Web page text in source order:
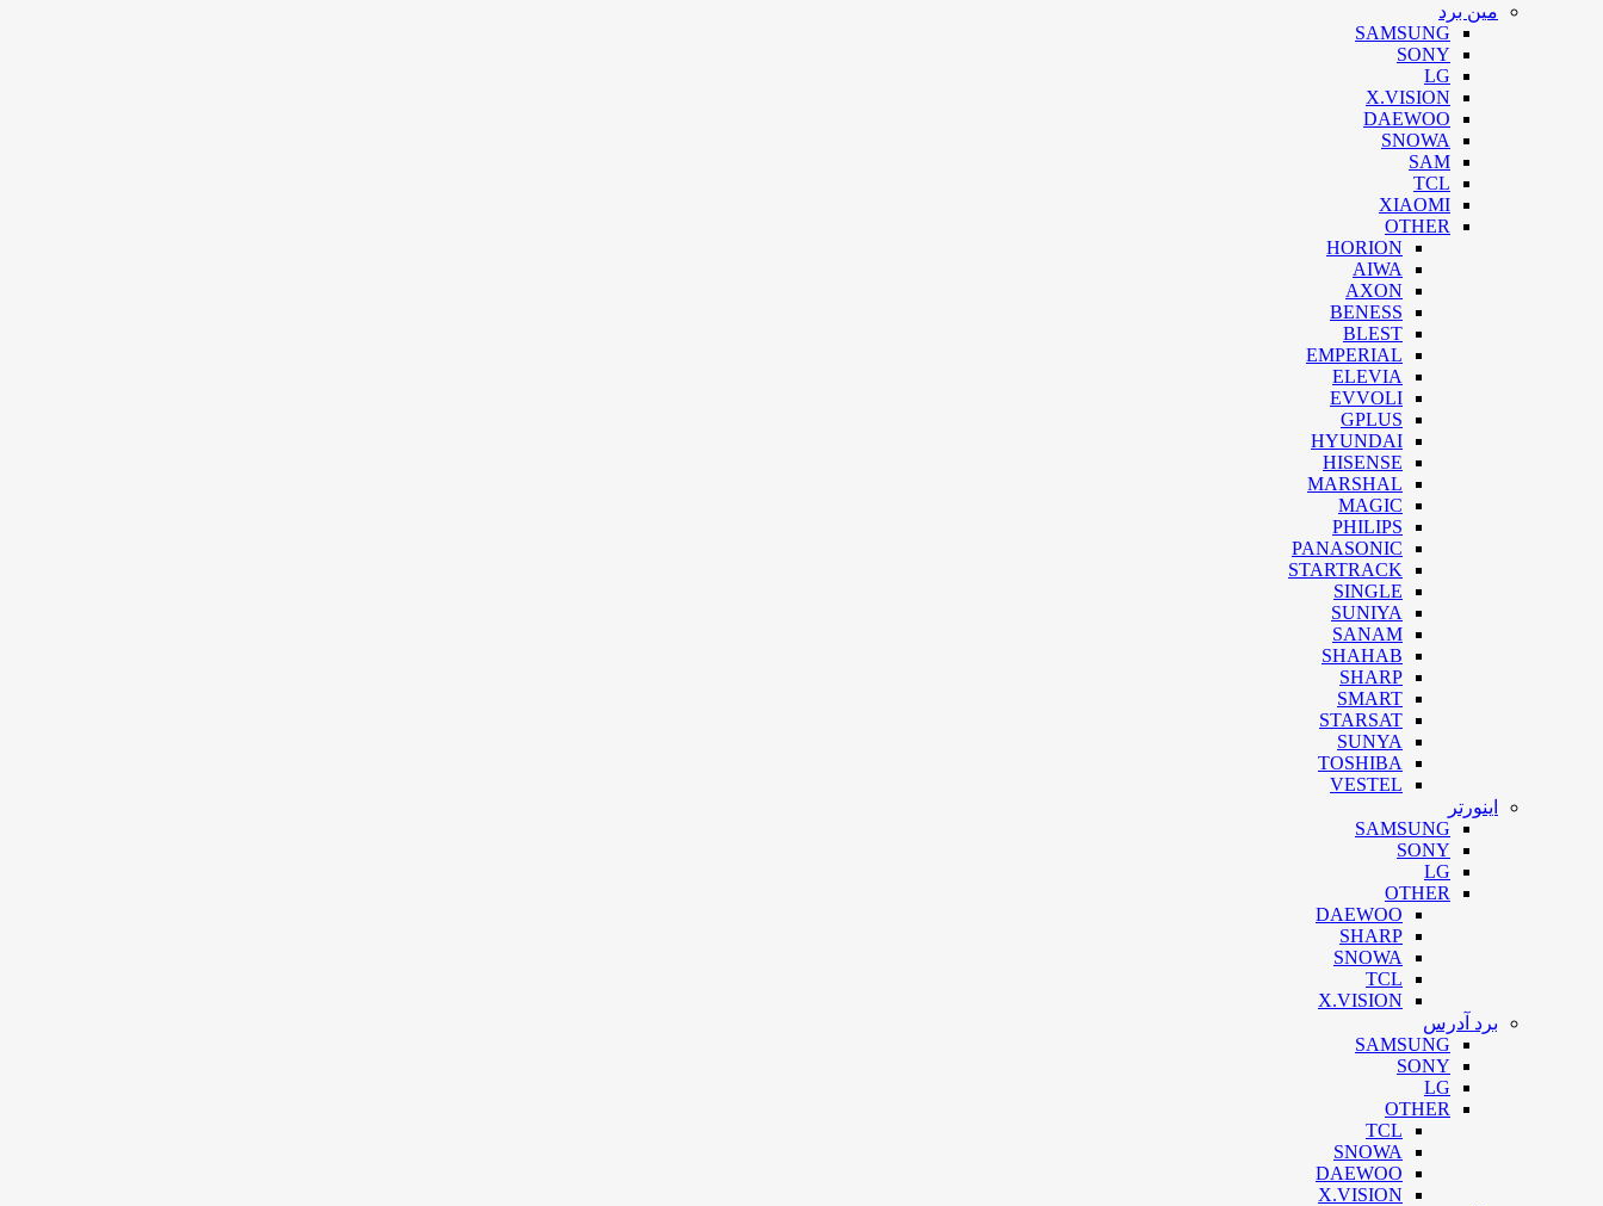
مین برد
SAMSUNG
SONY
LG
X.VISION
DAEWOO
SNOWA
SAM
TCL
XIAOMI
OTHER
HORION
AIWA
AXON
BENESS
BLEST
EMPERIAL
ELEVIA
EVVOLI
GPLUS
HYUNDAI
HISENSE
MARSHAL
MAGIC
PHILIPS
PANASONIC
STARTRACK
SINGLE
SUNIYA
SANAM
SHAHAB
SHARP
SMART
STARSAT
SUNYA
TOSHIBA
VESTEL
اینورتر
SAMSUNG
SONY
LG
OTHER
DAEWOO
SHARP
SNOWA
TCL
X.VISION
برد آدرس
SAMSUNG
SONY
LG
OTHER
TCL
SNOWA
DAEWOO
X.VISION